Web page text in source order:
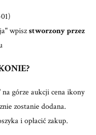
wpiszstworzony przez
górze aukcji cena ikony
zostanie dodana.
i opłacić zakup.